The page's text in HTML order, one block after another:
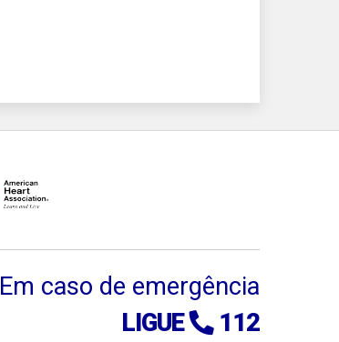
Em caso de emergência
LIGUE
112